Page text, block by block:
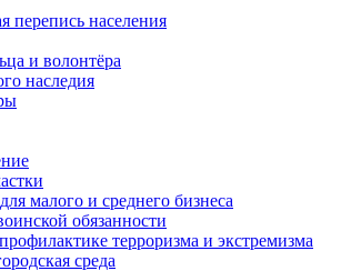
перепись населения
и волонтёра
наследия
малого и среднего бизнеса
обязанности
терроризма и экстремизма
среда